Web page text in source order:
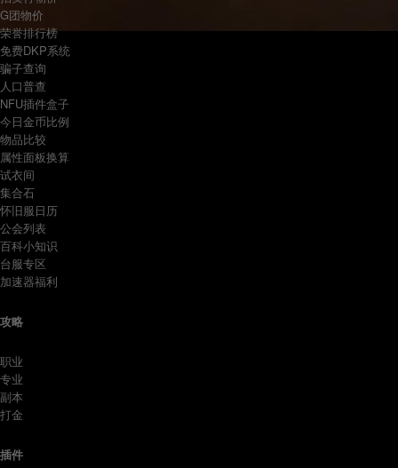
G团物价
荣誉排行榜
免费DKP系统
骗子查询
人口普查
NFU插件盒子
今日金币比例
物品比较
属性面板换算
试衣间
集合石
怀旧服日历
公会列表
百科小知识
台服专区
加速器福利
攻略
职业
专业
副本
打金
插件